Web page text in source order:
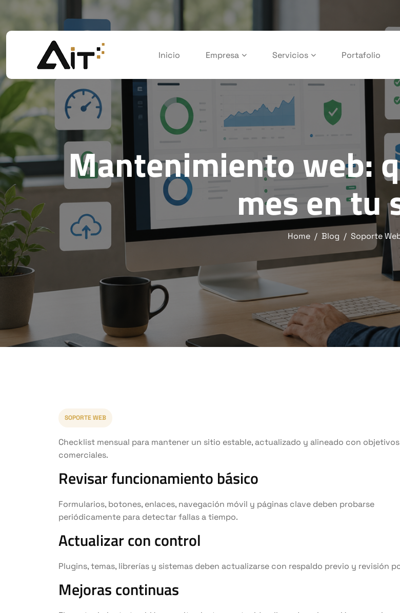
Inicio Empresa Servicios Portafolio
Mantenimiento web:
mes en tu
Home Blog Soporte
SOPORTE WEB
Checklist mensual para mantener un sitio estable, actualizado y alineado con objetivos
comerciales.
Revisar funcionamiento básico
Formularios, botones, enlaces, navegación móvil y páginas clave deben probarse
periódicamente para detectar fallas a tiempo.
Actualizar con control
Plugins, temas, librerías y sistemas deben actualizarse con respaldo previo y revisión
Mejoras continuas